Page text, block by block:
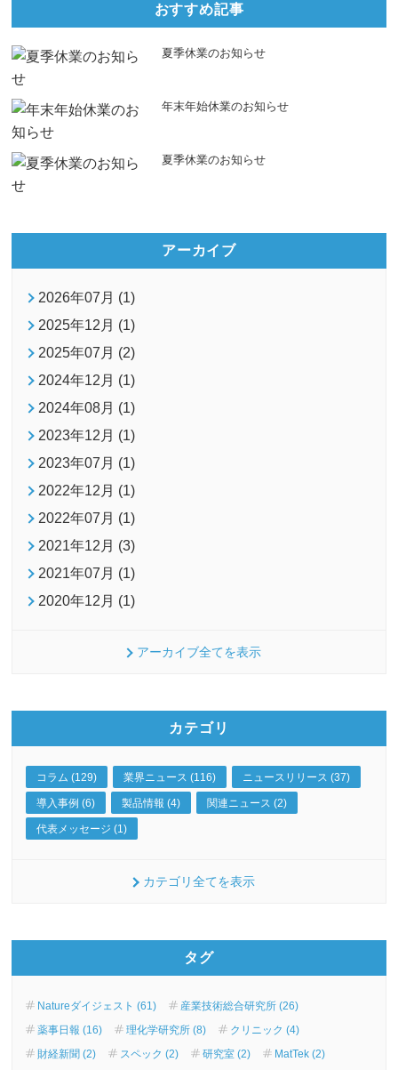
おすすめ記事
夏季休業のお知らせ
年末年始休業のお知らせ
夏季休業のお知らせ
アーカイブ
2026年07月 (1)
2025年12月 (1)
2025年07月 (2)
2024年12月 (1)
2024年08月 (1)
2023年12月 (1)
2023年07月 (1)
2022年12月 (1)
2022年07月 (1)
2021年12月 (3)
2021年07月 (1)
2020年12月 (1)
アーカイブ全てを表示
カテゴリ
コラム (129) 業界ニュース (116) ニュースリリース (37)
導入事例 (6) 製品情報 (4) 関連ニュース (2)
代表メッセージ (1)
カテゴリ全てを表示
タグ
Natureダイジェスト (61)
産業技術総合研究所 (26)
薬事日報 (16)
理化学研究所 (8)
クリニック (4)
財経新聞 (2)
スペック (2) 研究室 (2)
MatTek (2)